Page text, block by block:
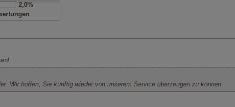
2,0%
Wir hoffen, Sie künftig wieder von unserem Service überzeugen zu können.